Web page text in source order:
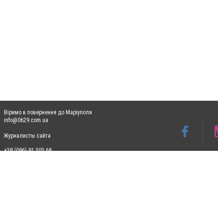
Віримо в повернення до Маріуполя
info@0629.com.ua
Журналисты сайта
+38 (096) 91 303 68